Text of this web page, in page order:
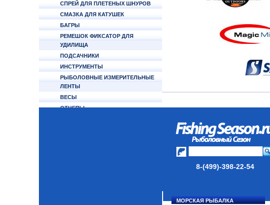
СПРЕЙ ДЛЯ ПЛЕТЕНЫХ ШНУРОВ
СМАЗКА ДЛЯ КАТУШЕК
БАГРЫ
РЕМЕШОК ФИКСАТОР ДЛЯ
УДИЛИЩА
ПОДСАЧНИКИ
ИНСТРУМЕНТЫ
РЫБОЛОВНЫЕ ИЗМЕРИТЕЛЬНЫЕ
ЛЕНТЫ
ВЕСЫ
ОТЦЕПЫ
8-(499)-398-22-54
МОРСКАЯ РЫБАЛКА